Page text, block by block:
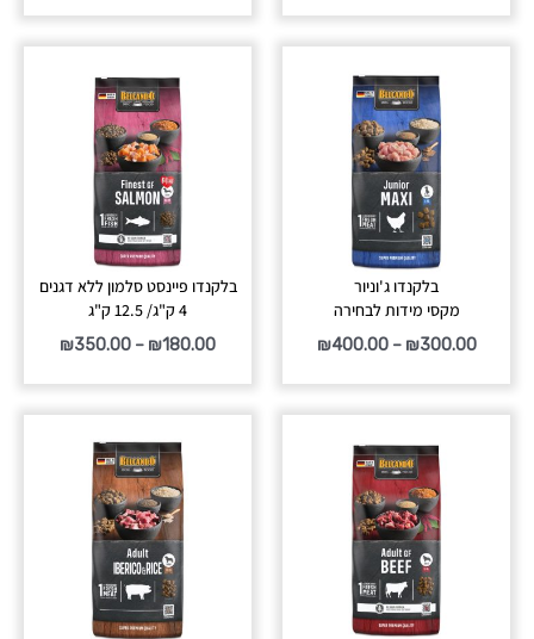
בלקנדו ג'וניור
מקסי מידות לבחירה
₪300.00
–
₪400.00
בלקנדו פיינסט סלמון ללא דגנים
4 ק"ג/ 12.5 ק"ג
₪180.00
–
₪350.00